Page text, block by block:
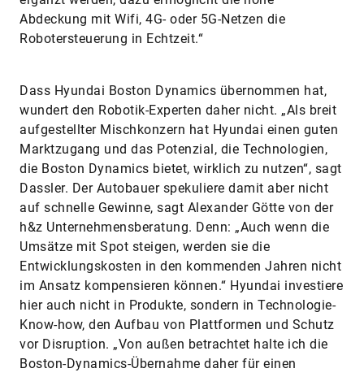
Abdeckung mit Wifi, 4G- oder 5G-Netzen die
Robotersteuerung in Echtzeit.“
Dass Hyundai Boston Dynamics übernommen hat,
wundert den Robotik-Experten daher nicht. „Als breit
aufgestellter Mischkonzern hat Hyundai einen guten
Marktzugang und das Potenzial, die Technologien,
die Boston Dynamics bietet, wirklich zu nutzen“, sagt
Dassler. Der Autobauer spekuliere damit aber nicht
auf schnelle Gewinne, sagt Alexander Götte von der
h&z Unternehmensberatung. Denn: „Auch wenn die
Umsätze mit Spot steigen, werden sie die
Entwicklungskosten in den kommenden Jahren nicht
im Ansatz kompensieren können.“ Hyundai investiere
hier auch nicht in Produkte, sondern in Technologie-
Know-how, den Aufbau von Plattformen und Schutz
vor Disruption. „Von außen betrachtet halte ich die
Boston-Dynamics-Übernahme daher für einen